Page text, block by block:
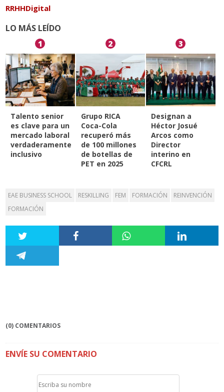
RRHHDigital
LO MÁS LEÍDO
1
Talento senior
es clave para un
mercado laboral
verdaderamente
inclusivo
2
Grupo RICA
Coca-Cola
recuperó más
de 100 millones
de botellas de
PET en 2025
3
Designan a
Héctor Josué
Arcos como
Director
interino en
CFCRL
EAE BUSINESS SCHOOL RESKILLING FEM FORMACIÓN
REINVENCIÓN
FORMACIÓN
(0) COMENTARIOS
ENVÍE SU COMENTARIO